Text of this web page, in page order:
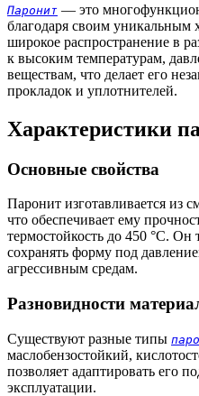
Паронит — это
благодаря своим уникальным
широкое распространение в
к высоким температурам,
веществам, что делает его
прокладок и уплотнителей.
Характеристики
Основные свойства
Паронит изготавливается из
что обеспечивает ему
термостойкость до 450 °C. Он
сохранять форму под
агрессивным средам.
Разновидности
Существуют разные типы
маслобензостойкий,
позволяет адаптировать его
эксплуатации.